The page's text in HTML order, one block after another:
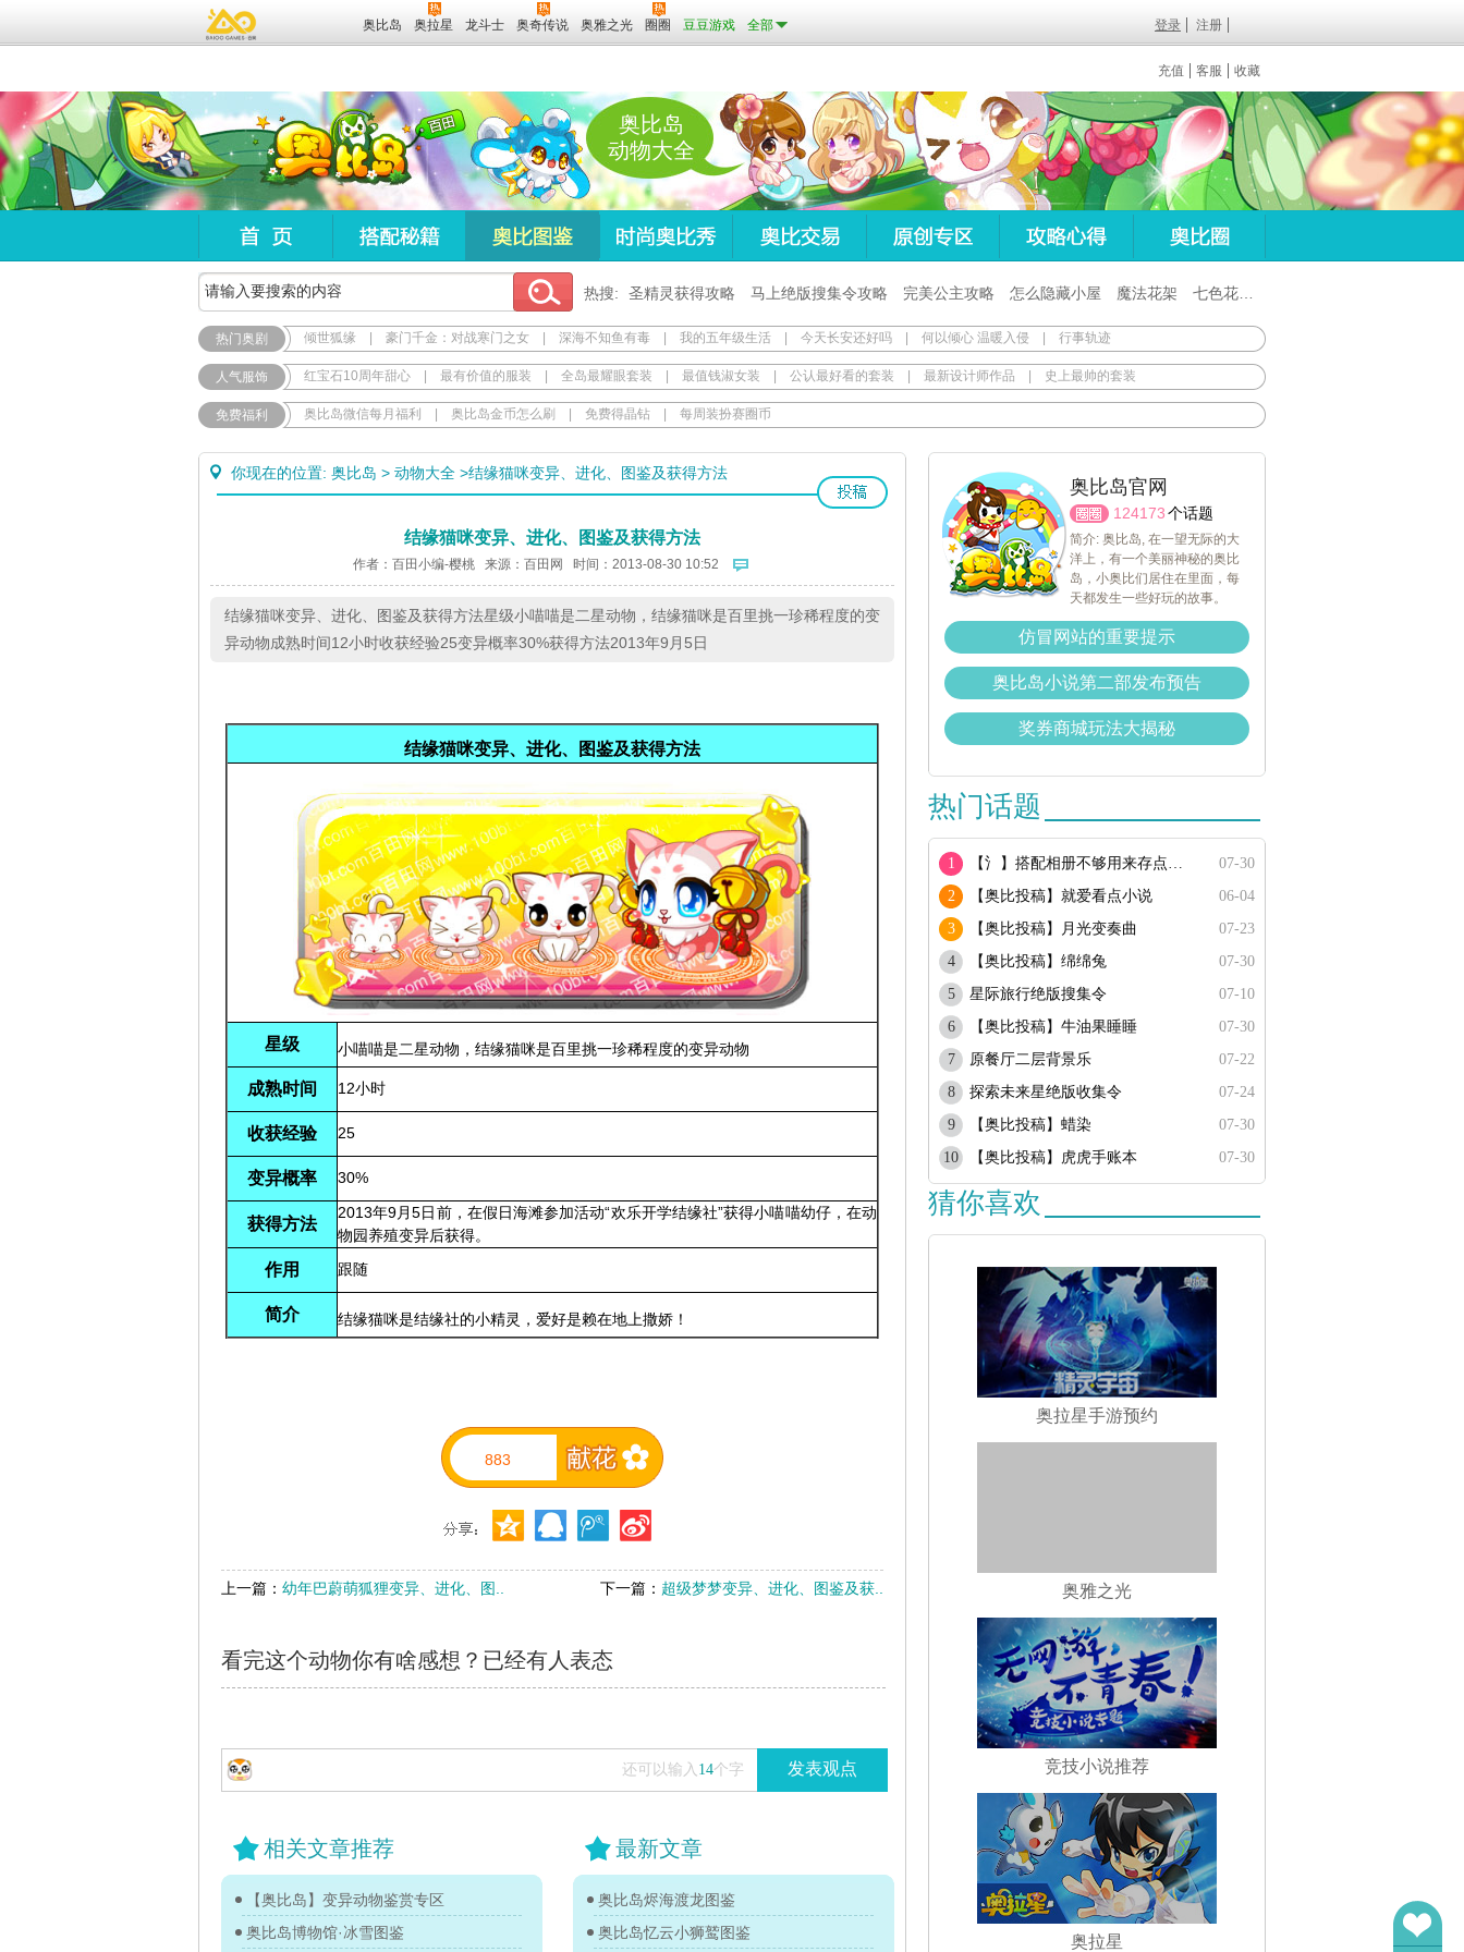
奥比岛 奥拉星 龙斗士 奥奇传说 奥雅之光 圈圈 豆豆游戏 全部 登录 注册
充值 客服 收藏
奥比岛
动物大全
热搜: 圣精灵获得攻略 马上绝版搜集令攻略 完美公主攻略 怎么隐藏小屋 魔法花架 七色花在哪
热门奥剧 倾世狐缘 豪门千金：对战寒门之女 深海不知鱼有毒 我的五年级生活 今天长安还好吗 何以倾心 温暖入侵 行事轨迹
人气服饰 红宝石10周年甜心 最有价值的服装 全岛最耀眼套装 最值钱淑女装 公认最好看的套装 最新设计师作品 史上最帅的套装
免费福利 奥比岛微信每月福利 奥比岛金币怎么刷 免费得晶钻 每周装扮赛圈币
你现在的位置: 奥比岛 > 动物大全 >结缘猫咪变异、进化、图鉴及获得方法
结缘猫咪变异、进化、图鉴及获得方法
作者：百田小编-樱桃 来源： 百田网 时间：2013-08-30 10:52
结缘猫咪变异、进化、图鉴及获得方法星级小喵喵是二星动物，结缘猫咪是百里挑一珍稀程度的变
异动物成熟时间12小时收获经验25变异概率30%获得方法2013年9月5日
结缘猫咪变异、进化、图鉴及获得方法
星级 小喵喵是二星动物，结缘猫咪是百里挑一珍稀程度的变异动物
成熟时间 12小时
收获经验 25
变异概率 30%
获得方法
2013年9月5日前，在假日海滩参加活动“欢乐开学结缘社”获得小喵喵幼仔，在动
物园养殖变异后获得。
作用 跟随
简介 结缘猫咪是结缘社的小精灵，爱好是赖在地上撒娇！
883
上一篇： 幼年巴蔚萌狐狸变异、进化、图.. 下一篇： 超级梦梦变异、进化、图鉴及获..
看完这个动物你有啥感想？已经有人表态
还可以输入 14个字 发表观点
相关文章推荐
【奥比岛】变异动物鉴赏专区
奥比岛博物馆·冰雪图鉴
最新文章
奥比岛烬海渡龙图鉴
奥比岛忆云小狮鹫图鉴
奥比岛官网
124173个话题
简介: 奥比岛, 在一望无际的大
洋上，有一个美丽神秘的奥比
岛，小奥比们居住在里面，每
天都发生一些好玩的故事。
仿冒网站的重要提示
奥比岛小说第二部发布预告
奖券商城玩法大揭秘
热门话题
1 【氵】搭配相册不够用来存点搭配
07-30
2
【奥比投稿】就爱看点小说
06-04
3
【奥比投稿】月光变奏曲
07-23
4
【奥比投稿】绵绵兔
07-30
5
星际旅行绝版搜集令
07-10
6
【奥比投稿】牛油果睡睡
07-30
7
原餐厅二层背景乐
07-22
8
探索未来星绝版收集令
07-24
9
【奥比投稿】蜡染
07-30
10
【奥比投稿】虎虎手账本 07-30
猜你喜欢
奥拉星手游预约
奥雅之光
竞技小说推荐
奥拉星